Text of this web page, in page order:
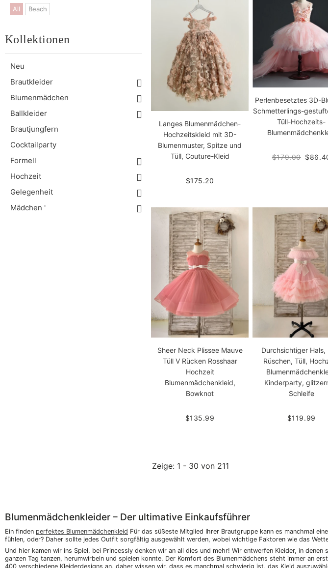
All Beach
Kollektionen
Neu
Brautkleider
Blumenmädchen
Ballkleider
Brautjungfern
Cocktailparty
Formell
Hochzeit
Gelegenheit
Mädchen '
Langes Blumenmädchen-
Hochzeitskleid mit 3D-
Blumenmuster, Spitze und
Tüll, Couture-Kleid
$175.20
Perlenbesetztes 3D-
Schmetterlings-
Tüll-Hochzeits-
$179.00
Sheer Neck Plissee Mauve
Tüll V Rücken Rosshaar
Hochzeit
Blumenmädchenkleid,
Bowknot
$135.99
Durchsichtiger Hals,
Rüschen, Tüll,
Kinderparty,
Schleife
$119.99
Zeige: 1 - 30 von 211
Blumenmädchenkleider – Der ultimative Einkaufsführer
Ein finden perfektes Blumenmädchenkleid Für das süßeste Mitglied Ihrer Brautgruppe kann es manchmal
fühlen, oder? Daher sollte jedes Outfit sorgfältig ausgewählt werden, wobei wichtige Faktoren wie das
Und hier kamen wir ins Spiel, bei Princessly denken wir an all dies und mehr! Wir entwerfen Kleider, in
ganzen Tag tanzen, herumwirbeln und spielen konnte. Der Komfort des Blumenmädchens steht immer an
400 verschiedene Kleiderdesigns an, daher wissen wir, dass es manchmal schwierig ist, das Kleid